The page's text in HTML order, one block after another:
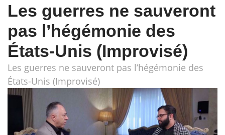
Les guerres ne sauveront
pas l’hégémonie des
États-Unis (Improvisé)
Les guerres ne sauveront pas l’hégémonie des
États-Unis (Improvisé)